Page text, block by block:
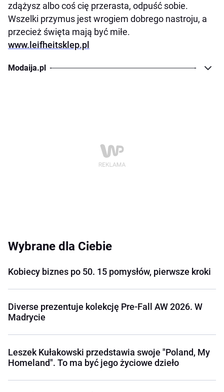
zdążysz albo coś cię przerasta, odpuść sobie.
Wszelki przymus jest wrogiem dobrego nastroju, a
przecież święta mają być miłe.
www.leifheitsklep.pl
Modaija.pl
Wybrane dla Ciebie
Kobiecy biznes po 50. 15 pomysłów, pierwsze kroki
Diverse prezentuje kolekcję Pre-Fall AW 2026. W
Madrycie
Leszek Kułakowski przedstawia swoje "Poland, My
Homeland". To ma być jego życiowe dzieło